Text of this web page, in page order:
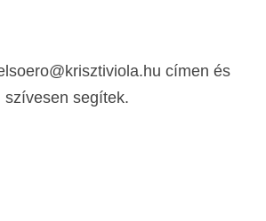
címen és
szívesen segítek.